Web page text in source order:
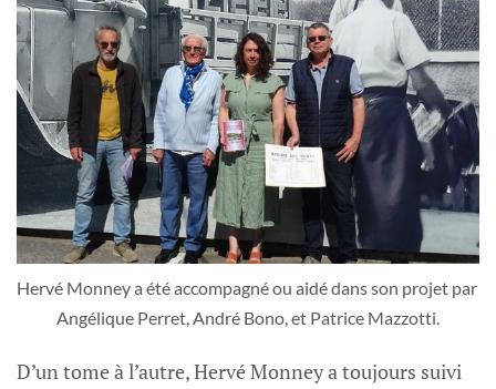
Hervé Monney a été accompagné ou aidé dans son projet par
Angélique Perret, André Bono, et Patrice Mazzotti.
D’un tome à l’autre, Hervé Monney a toujours suivi